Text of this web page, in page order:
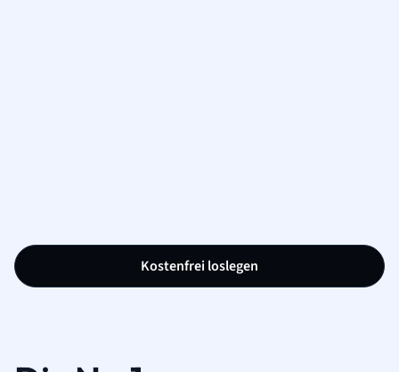
Kostenfrei loslegen